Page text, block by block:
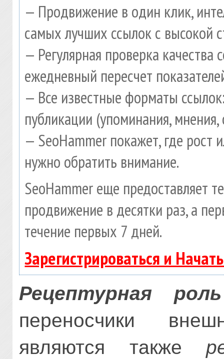
— Продвижение в один клик,
самых лучших ссылок с высокой
— Регулярная проверка
ежедневный пересчет
— Все известные форматы
публикации (упоминания,
— SeoHammer покажет, где рост
нужно обратить внимание.
SeoHammer еще предоставляет
продвижение в десятки раз, а
течение первых 7 дней.
Зарегистрироваться и
Рецептурная
переносчики
являются также